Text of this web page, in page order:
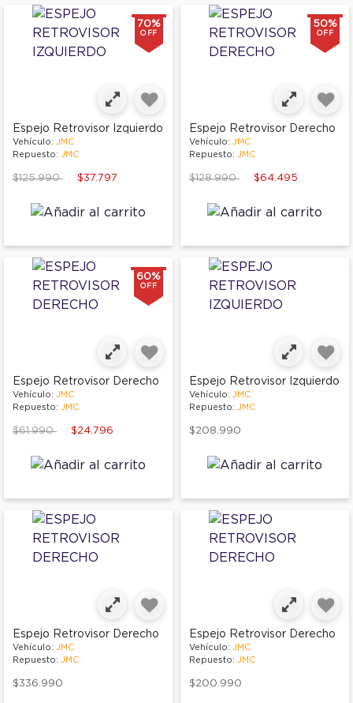
70%
OFF
Espejo Retrovisor Izquierdo
Vehículo: JMC
Repuesto: JMC
Price reduced from
$125.990to $37.797
50%
OFF
Espejo Retrovisor Derecho
Vehículo: JMC
Repuesto: JMC
Price reduced from
$128.990to $64.495
60%
OFF
Espejo Retrovisor Derecho
Vehículo: JMC
Repuesto: JMC
Price reduced from
$61.990to $24.796
Espejo Retrovisor Izquierdo
Vehículo: JMC
Repuesto: JMC
$208.990
Espejo Retrovisor Derecho
Vehículo: JMC
Repuesto: JMC
$336.990
Espejo Retrovisor Derecho
Vehículo: JMC
Repuesto: JMC
$200.990